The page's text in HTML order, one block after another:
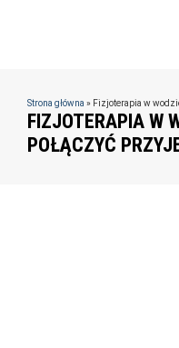
Strona główna » Fizjoterapia w
FIZJOTERAPIA W
POŁĄCZYĆ